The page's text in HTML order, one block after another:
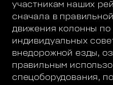
участникам наших
сначала в
движения колонны по
индивидуальных
внедорожной езды,
правильным
спецоборудования,